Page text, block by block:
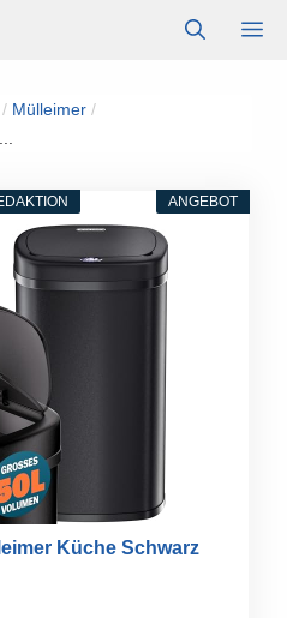
/ Mülleimer /
ANGEBOT
Küche Schwarz